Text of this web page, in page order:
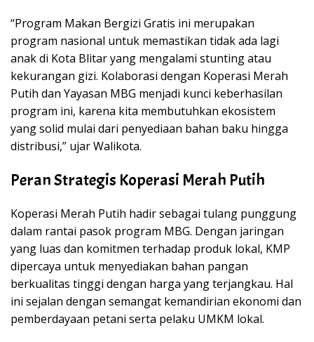
“Program Makan Bergizi Gratis ini merupakan
program nasional untuk memastikan tidak ada lagi
anak di Kota Blitar yang mengalami stunting atau
kekurangan gizi. Kolaborasi dengan Koperasi Merah
Putih dan Yayasan MBG menjadi kunci keberhasilan
program ini, karena kita membutuhkan ekosistem
yang solid mulai dari penyediaan bahan baku hingga
distribusi,” ujar Walikota.
Peran Strategis Koperasi Merah Putih
Koperasi Merah Putih hadir sebagai tulang punggung
dalam rantai pasok program MBG. Dengan jaringan
yang luas dan komitmen terhadap produk lokal, KMP
dipercaya untuk menyediakan bahan pangan
berkualitas tinggi dengan harga yang terjangkau. Hal
ini sejalan dengan semangat kemandirian ekonomi dan
pemberdayaan petani serta pelaku UMKM lokal.